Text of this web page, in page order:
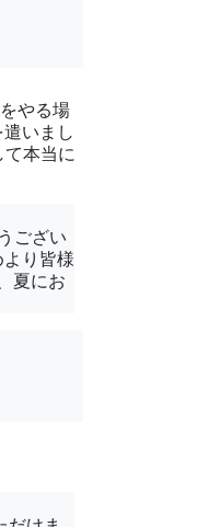
やる場
いまし
本当に
ござい
り皆様
夏にお